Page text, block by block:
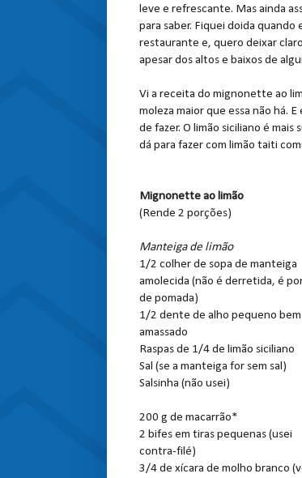
leve e refrescante. Mas ainda
para saber. Fiquei doida
restaurante e, quero deixar
apesar dos altos e baixos de
Vi a receita do mignonette ao
moleza maior que essa não há.
de fazer. O limão siciliano é
dá para fazer com limão taiti
Mignonette ao limão
(Rende 2 porções)
Manteiga de limão
1/2 colher de sopa de manteiga
amolecida (não é derretida, é
de pomada)
1/2 dente de alho pequeno bem
amassado
Raspas de 1/4 de limão siciliano
Sal (se a manteiga for sem sal)
Salsinha (não usei)
200 g de macarrão*
2 bifes em tiras pequenas (usei
contra-filé)
3/4 de xícara de molho branco